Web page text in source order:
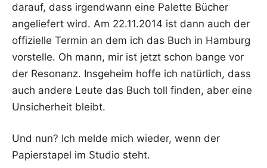
dar­auf, dass irgend­wann eine Palet­te Bücher
ange­lie­fert wird. Am 22.11.2014 ist dann auch der
offi­zi­el­le Ter­min an dem ich das Buch in Ham­burg
vor­stel­le. Oh mann, mir ist jetzt schon ban­ge vor
der Reso­nanz. Ins­ge­heim hof­fe ich natür­lich, dass
auch ande­re Leu­te das Buch toll fin­den, aber eine
Unsi­cher­heit bleibt.
Und nun? Ich mel­de mich wie­der, wenn der
Papier­sta­pel im Stu­dio steht.